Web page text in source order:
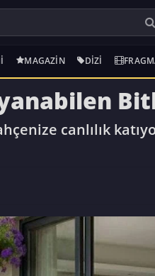
MAGAZIN DIZI
canlılık